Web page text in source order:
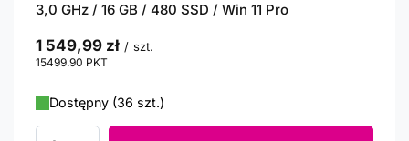
3,0 GHz / 16 GB / 480 SSD / Win 11 Pro
1 549,99 zł / szt.
15499.90 PKT
Dostępny (36 szt.)